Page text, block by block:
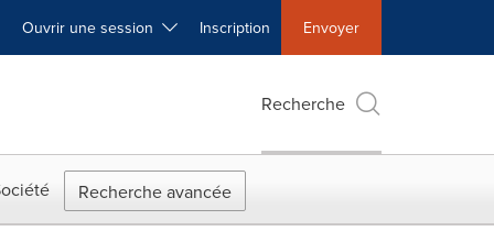
Ouvrir une session Inscription Envoyer
Recherche
Recherche avancée